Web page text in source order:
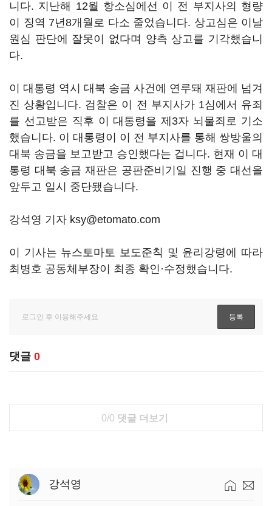
니다. 지난해 12월 항소심에선 이 전 부지사의 형량
이 징역 7년8개월로 다소 줄었습니다. 상고심은 이날
원심 판단에 잘못이 없다며 양측 상고를 기각했습니
다.
이 대통령 역시 대북 송금 사건에 연루돼 재판에 넘겨
진 상황입니다. 검찰은 이 전 부지사가 1심에서 유죄
를 선고받은 직후 이 대통령을 제3자 뇌물죄로 기소
했습니다. 이 대통령이 이 전 부지사를 통해 쌍방울의
대북 송금을 보고받고 승인했다는 겁니다. 현재 이 대
통령 대북 송금 재판은 공판준비기일 진행 중 대선을
앞두고 일시 중단됐습니다.
강석영 기자 ksy@etomato.com
이 기사는 뉴스토마토 보도준칙 및 윤리강령에 따라
최병호 공동체부장이 최종 확인·수정했습니다.
댓글 0
0/0 댓글 더보기
강석영